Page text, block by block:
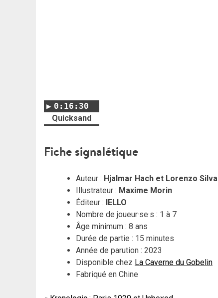
0:16:30
Quicksand
Fiche signalétique
Auteur : Hjalmar Hach et Lorenzo Silva
Illustrateur : Maxime Morin
Éditeur : IELLO
Nombre de joueur·se·s : 1 à 7
Âge minimum : 8 ans
Durée de partie : 15 minutes
Année de parution : 2023
Disponible chez La Caverne du Gobelin
Fabriqué en Chine